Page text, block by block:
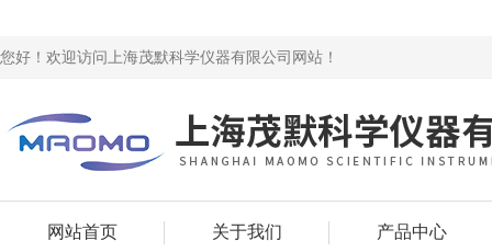
您好！欢迎访问上海茂默科学仪器有限公司网站！
网站首页 关于我们 产品中心